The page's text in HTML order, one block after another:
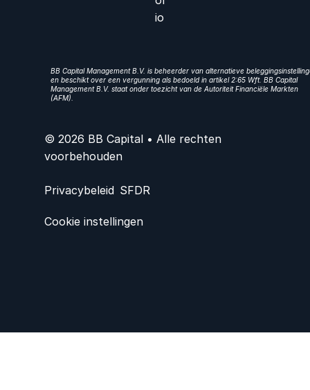
io
BB Capital Management B.V. is beheerder van alternatieve
en beschikt over een vergunning als bedoeld in artikel 2:65 Wft. BB Capital
Management B.V. staat onder toezicht van de Autoriteit Financiële Markten
(AFM).
© 2026 BB Capital • Alle rechten
voorbehouden
Privacybeleid SFDR
Cookie instellingen